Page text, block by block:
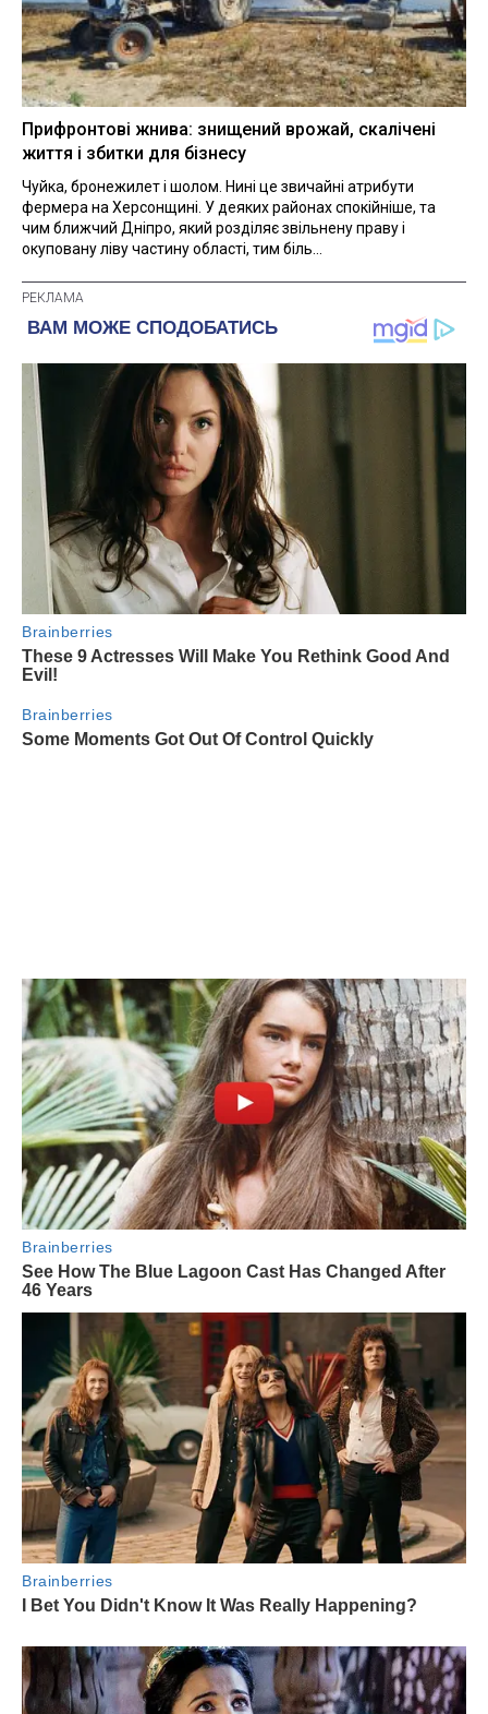
Прифронтові жнива: знищений врожай, скалічені
життя і збитки для бізнесу
Чуйка, бронежилет і шолом. Нині це звичайні атрибути
фермера на Херсонщині. У деяких районах спокійніше, та
чим ближчий Дніпро, який розділяє звільнену праву і
окуповану ліву частину області, тим біль...